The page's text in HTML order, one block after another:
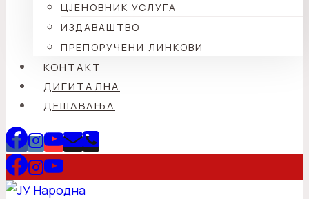
ЦЈЕНОВНИК УСЛУГА
ИЗДАВАШТВО
ПРЕПОРУЧЕНИ ЛИНКОВИ
КОНТАКТ
ДИГИТАЛНА
ДЕШАВАЊА